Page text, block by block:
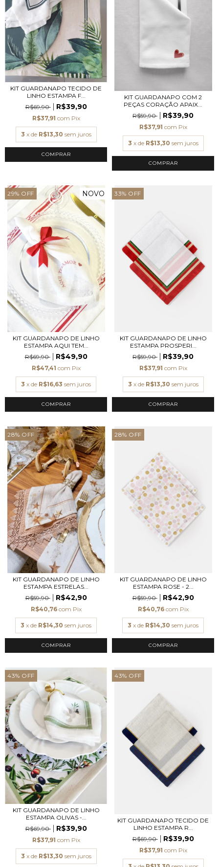
KIT GUARDANAPO TECIDO DE
LINHO ESTAMPA F...
R$69,90
R$39,90
R$37,91 com Pix
3 x de R$13,30 sem juros
KIT GUARDANAPO COM 2
PEÇAS CORAÇÃO APAIX...
R$59,90
R$39,90
R$37,91 com Pix
3 x de R$13,30 sem juros
29% OFF NOVO
KIT GUARDANAPO DE LINHO
ESTAMPA AQUI TEM...
R$69,90
R$49,90
R$47,41 com Pix
3 x de R$16,63 sem juros
33% OFF
KIT GUARDANAPO DE LINHO
ESTAMPA PROSPERI...
R$59,90
R$39,90
R$37,91 com Pix
3 x de R$13,30 sem juros
28% OFF
KIT GUARDANAPO DE LINHO
ESTAMPA ESTRELAS...
R$59,90
R$42,90
R$40,76 com Pix
3 x de R$14,30 sem juros
28% OFF
KIT GUARDANAPO DE LINHO
ESTAMPA ROSE - 2...
R$59,90
R$42,90
R$40,76 com Pix
3 x de R$14,30 sem juros
43% OFF
KIT GUARDANAPO DE LINHO
ESTAMPA OLIVAS -...
R$69,90
R$39,90
R$37,91 com Pix
3 x de R$13,30 sem juros
43% OFF
KIT GUARDANAPO TECIDO DE
LINHO ESTAMPA R...
R$69,90
R$39,90
R$37,91 com Pix